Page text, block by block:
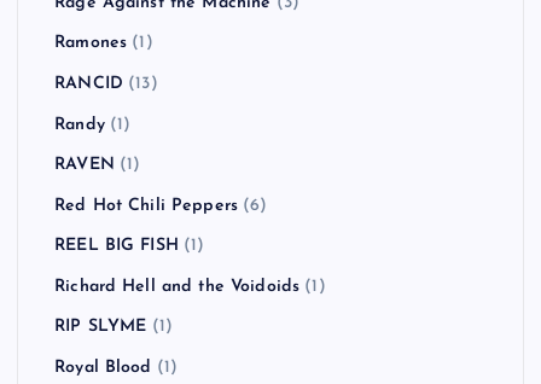
Ramones (1)
RANCID (13)
Randy(1)
RAVEN (1)
Red Hot Chili Peppers (6)
REEL BIG FISH (1)
Richard Hell and the Voidoids (1)
RIP SLYME (1)
Royal Blood (1)